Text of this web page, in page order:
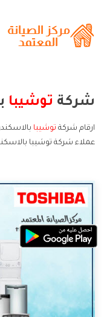
شركة توشيبا
ارقام شركة توشيبا
عملاء شركة توشيبا